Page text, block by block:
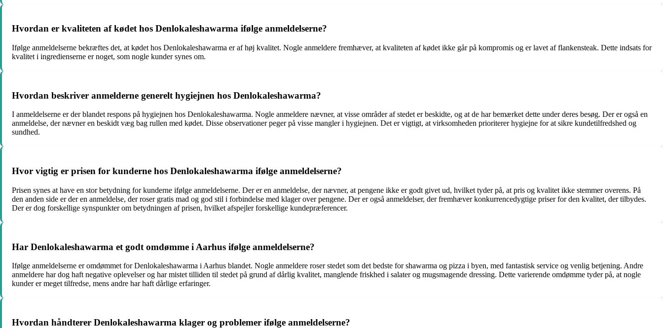
Hvordan er kvaliteten af kødet hos Denlokaleshawarma ifølge anmeldelserne?
Ifølge anmeldelserne bekræftes det, at kødet hos Denlokaleshawarma er af høj kvalitet. Nogle anmeldere fremhæver, at kvaliteten af kødet ikke går på kompromis og er lavet af flankensteak. Dette indsats for
kvalitet i ingredienserne er noget, som nogle kunder synes om.
Hvordan beskriver anmelderne generelt hygiejnen hos Denlokaleshawarma?
I anmeldelserne er der blandet respons på hygiejnen hos Denlokaleshawarma. Nogle anmeldere nævner, at visse områder af stedet er beskidte, og at de har bemærket dette under deres besøg. Der er også en
anmeldelse, der nævner en beskidt væg bag rullen med kødet. Disse observationer peger på visse mangler i hygiejnen. Det er vigtigt, at virksomheden prioriterer hygiejne for at sikre kundetilfredshed og
sundhed.
Hvor vigtig er prisen for kunderne hos Denlokaleshawarma ifølge anmeldelserne?
Prisen synes at have en stor betydning for kunderne ifølge anmeldelserne. Der er en anmeldelse, der nævner, at pengene ikke er godt givet ud, hvilket tyder på, at pris og kvalitet ikke stemmer overens. På
den anden side er der en anmeldelse, der roser gratis mad og god stil i forbindelse med klager over pengene. Der er også anmeldelser, der fremhæver konkurrencedygtige priser for den kvalitet, der tilbydes.
Der er dog forskellige synspunkter om betydningen af prisen, hvilket afspejler forskellige kundepræferencer.
Har Denlokaleshawarma et godt omdømme i Aarhus ifølge anmeldelserne?
Ifølge anmeldelserne er omdømmet for Denlokaleshawarma i Aarhus blandet. Nogle anmeldere roser stedet som det bedste for shawarma og pizza i byen, med fantastisk service og venlig betjening. Andre
anmeldere har dog haft negative oplevelser og har mistet tilliden til stedet på grund af dårlig kvalitet, manglende friskhed i salater og mugsmagende dressing. Dette varierende omdømme tyder på, at nogle
kunder er meget tilfredse, mens andre har haft dårlige erfaringer.
Hvordan håndterer Denlokaleshawarma klager og problemer ifølge anmeldelserne?